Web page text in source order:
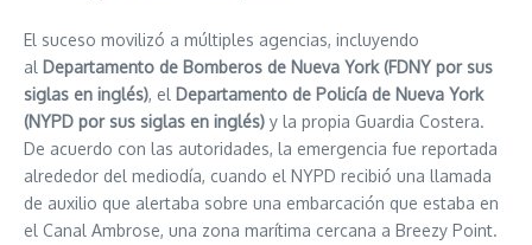
El suceso movilizó a múltiples agencias, incluyendo
al Departamento de Bomberos de Nueva York (FDNY por sus
siglas en inglés), el Departamento de Policía de Nueva York
(NYPD por sus siglas en inglés) y la propia Guardia Costera.
De acuerdo con las autoridades, la emergencia fue reportada
alrededor del mediodía, cuando el NYPD recibió una llamada
de auxilio que alertaba sobre una embarcación que estaba en
el Canal Ambrose, una zona marítima cercana a Breezy Point.